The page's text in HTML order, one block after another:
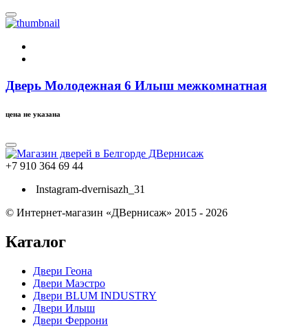
Дверь Молодежная 6 Илыш межкомнатная
цена не указана
+7 910 364 69 44
Instagram-dvernisazh_31
© Интернет-магазин «ДВернисаж» 2015 - 2026
Каталог
Двери Геона
Двери Маэстро
Двери BLUM INDUSTRY
Двери Илыш
Двери Феррони